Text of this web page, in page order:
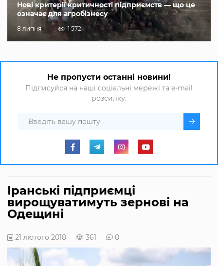
Нові критерії критичності підприємств — що це
означає для агробізнесу
8 липня 1 572
Не пропусти останні новини!
Підписуйся на наші соціальні мережі та e-mail
розсилку.
Іранські підприємці
вирощуватимуть зернові на
Одещині
21 лютого 2018 361 0